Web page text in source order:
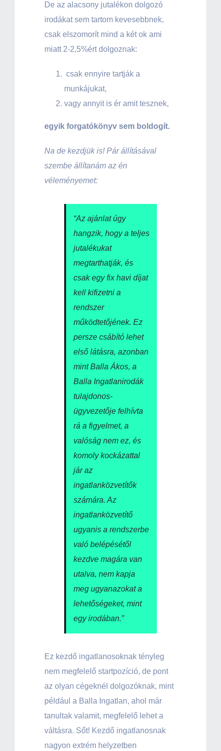
De az alacsony jutalékon dolgozó
irodákat sem tartom kevesebbnek,
csak elszomorít mind a két ok ami
miatt 2-2,5%ért dolgoznak:
csak ennyire tartják a
munkájukat,
vagy annyit is ér amit tesznek,
egyik forgatókönyv sem boldogít.
Na de kezdjük is! Pár állításával
szembe állítanám az én
véleményemet:
“Az ajánlat úgy
hangzik, hogy a teljes
jutalékukat
megtarthatják, és
csak egy fix havi díjat
kell kifizetni a
rendszer
működtetőjének. Ez
persze csábító lehet
első látásra, azonban
mint Balla Ákos, a
Balla Ingatlanirodák
tulajdonos-
ügyvezetője felhívta
rá a figyelmet, a
valóság nem ez, és
komoly kockázattal
jár az
ingatlanközvetítők
számára. Az
ingatlanközvetítő
ugyanis a rendszerbe
való belépésétől
kezdve magára van
utalva, nem kapja
meg ugyanazokat a
lehetőségeket, mint
egy irodában.”
Ez kezdő ingatlanosoknak tényleg
nem megfelelő startpozíció, de pont
az olyan cégeknél dolgozóknak, mint
például a Balla Ingatlan, ahol már
tanultak valamit, megfelelő lehet a
váltásra. Sőt! Kezdő ingatlanosnak
nagyon extrém helyzetben